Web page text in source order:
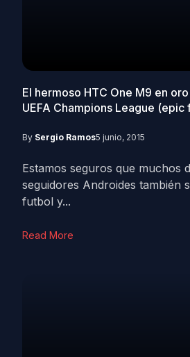
El hermoso HTC One M9 en
UEFA Champions League (epic
By Sergio Ramos5 junio, 2015
Estamos seguros que muchos
seguidores Androides también
futbol y...
Read More